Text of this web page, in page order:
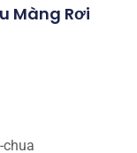
Màng Rơi